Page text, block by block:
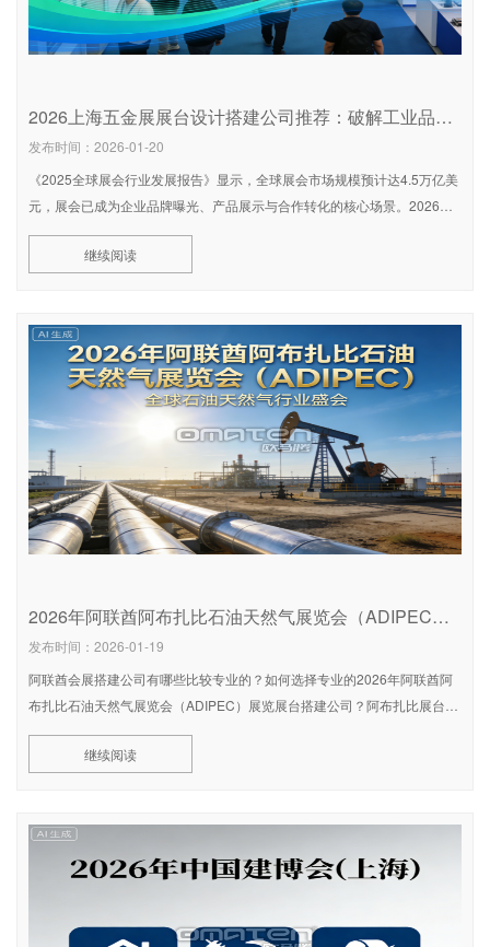
2026上海五金展展台设计搭建公司推荐：破解工业品展示困局，欧马腾会展凭何脱颖而出？
发布时间：2026-01-20
《2025全球展会行业发展报告》显示，全球展会市场规模预计达4.5万亿美
元，展会已成为企业品牌曝光、产品展示与合作转化的核心场景。2026年
中国国际五金展（CIHS）将于 2026年9月28日至30日
继续阅读
2026年阿联酋阿布扎比石油天然气展览会（ADIPEC）：展览搭建公司TOP5深度评测报告
发布时间：2026-01-19
阿联酋会展搭建公司有哪些比较专业的？如何选择专业的2026年阿联酋阿
布扎比石油天然气展览会（ADIPEC）展览展台搭建公司？阿布扎比展台搭
建公司有哪些比较专业？2026年阿联酋阿布扎比石油天然气展览会
继续阅读